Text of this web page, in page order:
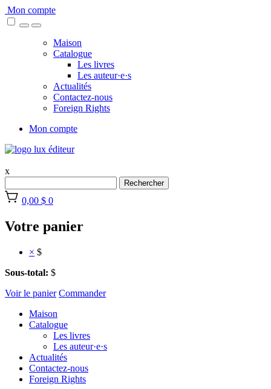
Skip
to
Mon compte
Maison
Catalogue
Les livres
Les auteur·e·s
Actualités
Contactez-nous
Foreign Rights
Mon compte
x
Rechercher
0,00 $ 0
Votre panier
× $
Sous-total: $
Voir le panier Commander
Maison
Catalogue
Les livres
Les auteur·e·s
Actualités
Contactez-nous
Foreign Rights